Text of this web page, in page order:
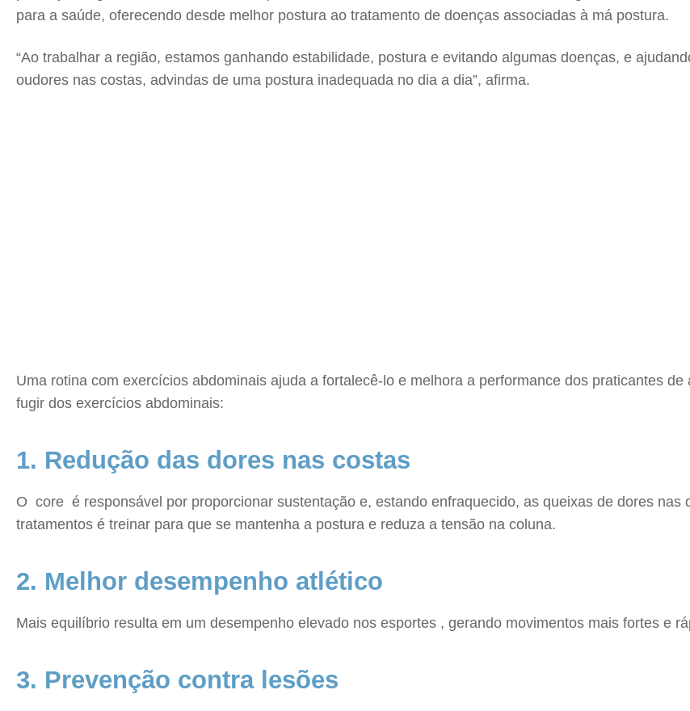
para a saúde, oferecendo desde melhor postura ao tratamento de doenças associadas à má postura.
“Ao trabalhar a região, estamos ganhando estabilidade, postura e evitando algumas doenças, e
oudores nas costas, advindas de uma postura inadequada no dia a dia”, afirma.
Uma rotina com exercícios abdominais ajuda a fortalecê-lo e melhora a performance dos praticantes
fugir dos exercícios abdominais:
1. Redução das dores nas costas
O core é responsável por proporcionar sustentação e, estando enfraquecido, as queixas de dores
tratamentos é treinar para que se mantenha a postura e reduza a tensão na coluna.
2. Melhor desempenho atlético
Mais equilíbrio resulta em um desempenho elevado nos esportes , gerando movimentos mais fortes e
3. Prevenção contra lesões